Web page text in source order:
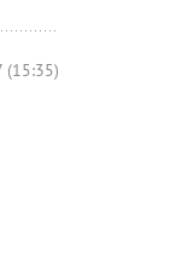
(15:35)